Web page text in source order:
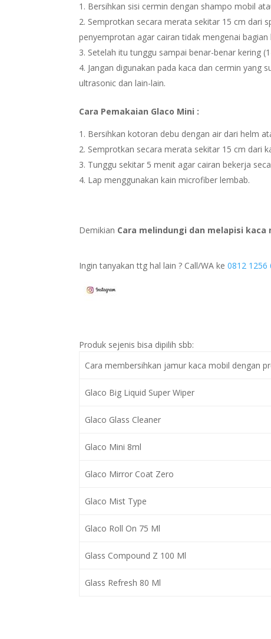
Bersihkan sisi cermin dengan shampo mobil
Semprotkan secara merata sekitar 15 cm dari
penyemprotan agar cairan tidak mengenai bagian
Setelah itu tunggu sampai benar-benar kering
Jangan digunakan pada kaca dan cermin yang
ultrasonic dan lain-lain.
Cara Pemakaian Glaco Mini :
Bersihkan kotoran debu dengan air dari helm
Semprotkan secara merata sekitar 15 cm dari
Tunggu sekitar 5 menit agar cairan bekerja
Lap menggunakan kain microfiber lembab.
Demikian Cara melindungi dan melapisi
Ingin tanyakan ttg hal lain ? Call/WA ke0812 1256
Produk sejenis bisa dipilih sbb:
Cara membersihkan jamur kaca mobil dengan
Glaco Big Liquid Super Wiper
Glaco Glass Cleaner
Glaco Mini 8ml
Glaco Mirror Coat Zero
Glaco Mist Type
Glaco Roll On 75 Ml
Glass Compound Z 100 Ml
Glass Refresh 80 Ml